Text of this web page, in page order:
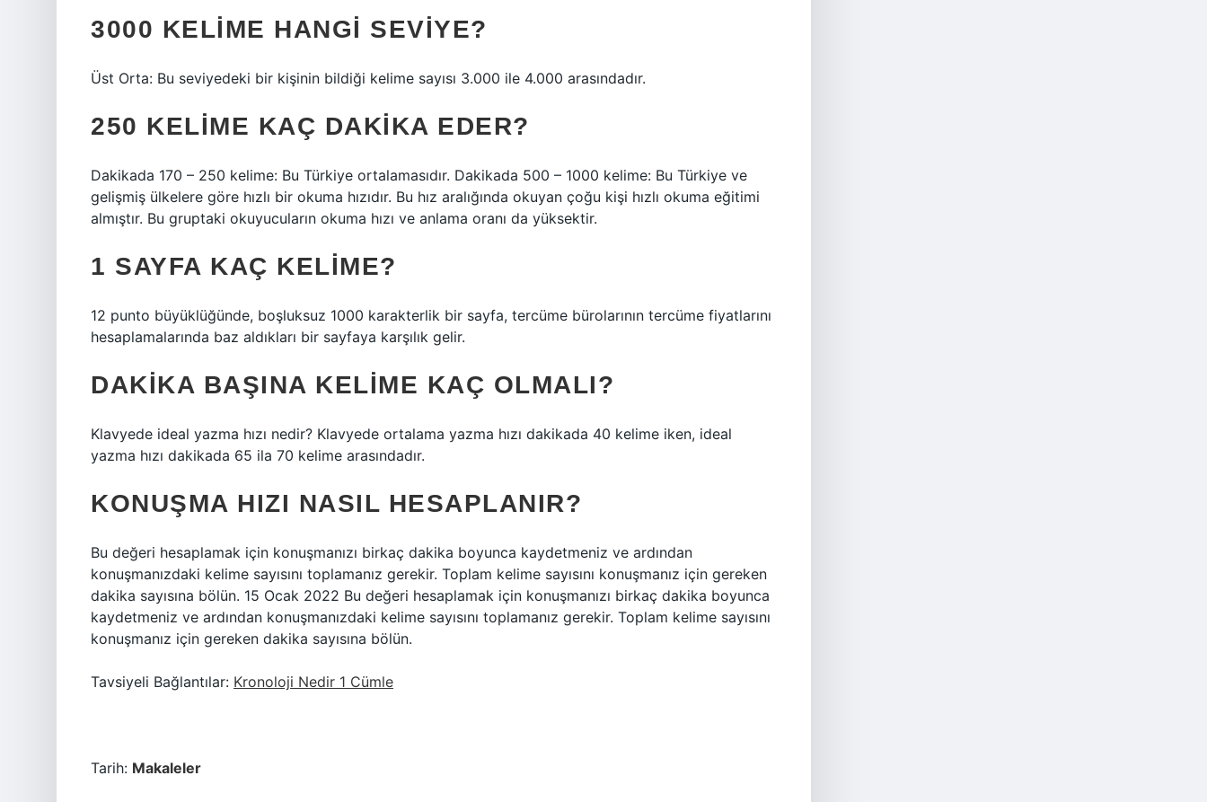
3000 KELIME HANGI SEVIYE?
Üst Orta: Bu seviyedeki bir kişinin bildiği kelime sayısı 3.000 ile 4.000 arasındadır.
250 KELIME KAÇ DAKIKA EDER?
Dakikada 170 – 250 kelime: Bu Türkiye ortalamasıdır. Dakikada 500 – 1000 kelime: Bu Türkiye ve
gelişmiş ülkelere göre hızlı bir okuma hızıdır. Bu hız aralığında okuyan çoğu kişi hızlı okuma eğitimi
almıştır. Bu gruptaki okuyucuların okuma hızı ve anlama oranı da yüksektir.
1 SAYFA KAÇ KELIME?
12 punto büyüklüğünde, boşluksuz 1000 karakterlik bir sayfa, tercüme bürolarının tercüme fiyatlarını
hesaplamalarında baz aldıkları bir sayfaya karşılık gelir.
DAKIKA BAŞINA KELIME KAÇ OLMALI?
Klavyede ideal yazma hızı nedir? Klavyede ortalama yazma hızı dakikada 40 kelime iken, ideal
yazma hızı dakikada 65 ila 70 kelime arasındadır.
KONUŞMA HIZI NASIL HESAPLANIR?
Bu değeri hesaplamak için konuşmanızı birkaç dakika boyunca kaydetmeniz ve ardından
konuşmanızdaki kelime sayısını toplamanız gerekir. Toplam kelime sayısını konuşmanız için gereken
dakika sayısına bölün. 15 Ocak 2022 Bu değeri hesaplamak için konuşmanızı birkaç dakika boyunca
kaydetmeniz ve ardından konuşmanızdaki kelime sayısını toplamanız gerekir. Toplam kelime sayısını
konuşmanız için gereken dakika sayısına bölün.
Tavsiyeli Bağlantılar: Kronoloji Nedir 1 Cümle
Tarih: Makaleler